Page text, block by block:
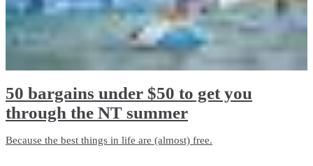
50 bargains under $50 to get you
through the NT summer
Because the best things in life are (almost) free.